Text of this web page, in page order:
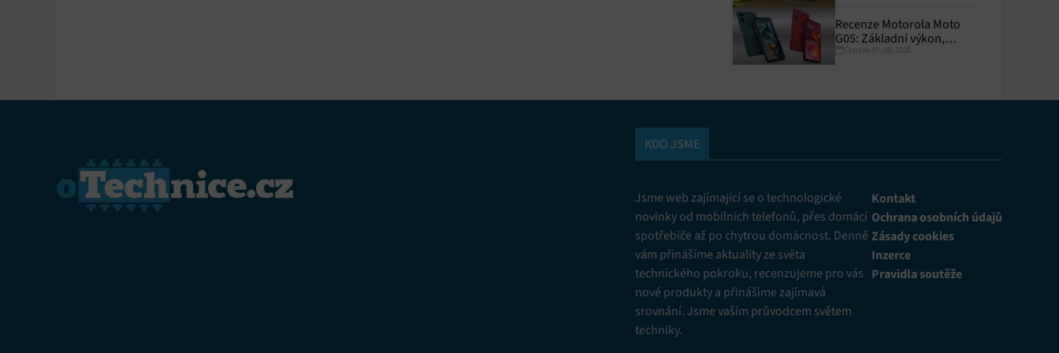
Recenze Motorola Moto
G05: Základní výkon,
skvělá výdrž
Čtvrtek 07. 08. 2025
KDO JSME
Jsme web zajímající se o technologické
novinky od mobilních telefonů, přes domácí
spotřebiče až po chytrou domácnost. Denně
vám přinášíme aktuality ze světa
technického pokroku, recenzujeme pro vás
nové produkty a přinášíme zajímavá
srovnání. Jsme vaším průvodcem světem
techniky.
Kontakt
Ochrana osobních údajů
Zásady cookies
Inzerce
Pravidla soutěže